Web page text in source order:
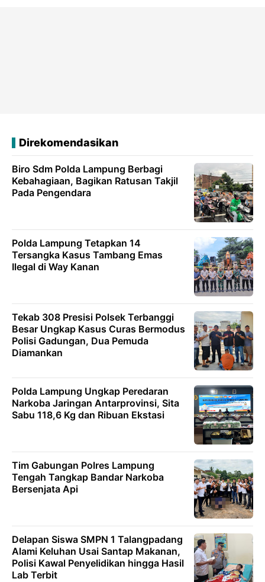
Direkomendasikan
Biro Sdm Polda Lampung Berbagi
Kebahagiaan, Bagikan Ratusan Takjil
Pada Pengendara
Polda Lampung Tetapkan 14
Tersangka Kasus Tambang Emas
Ilegal di Way Kanan
Tekab 308 Presisi Polsek Terbanggi
Besar Ungkap Kasus Curas Bermodus
Polisi Gadungan, Dua Pemuda
Diamankan
Polda Lampung Ungkap Peredaran
Narkoba Jaringan Antarprovinsi, Sita
Sabu 118,6 Kg dan Ribuan Ekstasi
Tim Gabungan Polres Lampung
Tengah Tangkap Bandar Narkoba
Bersenjata Api
Delapan Siswa SMPN 1 Talangpadang
Alami Keluhan Usai Santap Makanan,
Polisi Kawal Penyelidikan hingga Hasil
Lab Terbit